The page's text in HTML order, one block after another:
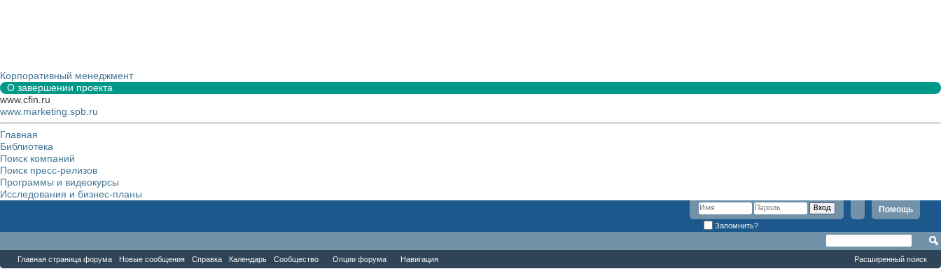
Корпоративный менеджмент
О завершении проекта
www.cfin.ru
www.marketing.spb.ru
Главная
Библиотека
Поиск компаний
Поиск пресс-релизов
Программы и видеокурсы
Исследования и бизнес-планы
Помощь
Запомнить?
Главная страница форума Новые сообщения Справка Календарь Сообщество Опции форума Навигация Расширенный поиск